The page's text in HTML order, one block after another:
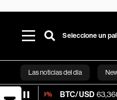
Seleccione un
Las noticias del día
BTC/USD 63,360.20